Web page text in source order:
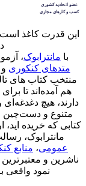
این قدرت کاغذ
با مانترابوک،
متدهای کنکوری و
منتخب کتاب‌ های
هم آمده‌اند تا
دارند، هیچ
متنوع و دست‌چین
کتابی که خریده
مانترابوک،
عمومی، منابع
ناشرین و
نمود واقعی